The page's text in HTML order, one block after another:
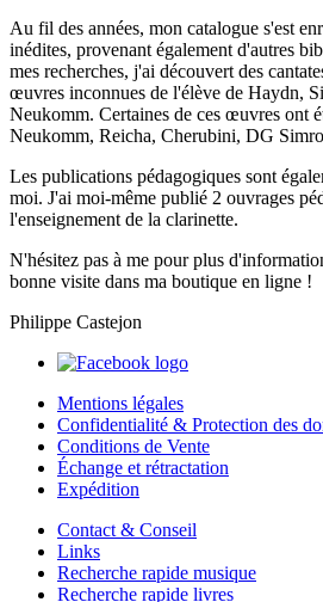
Au fil des années, mon catalogue s'est
inédites, provenant également d'autres
mes recherches, j'ai découvert des
œuvres inconnues de l'élève de Haydn,
Neukomm. Certaines de ces œuvres ont
Neukomm, Reicha, Cherubini, DG
Les publications pédagogiques sont
moi. J'ai moi-même publié 2 ouvrages
l'enseignement de la clarinette.
N'hésitez pas à me pour plus
bonne visite dans ma boutique en ligne !
Philippe Castejon
Mentions légales
Confidentialité & Protection des
Conditions de Vente
Échange et rétractation
Expédition
Contact & Conseil
Links
Recherche rapide musique
Recherche rapide livres